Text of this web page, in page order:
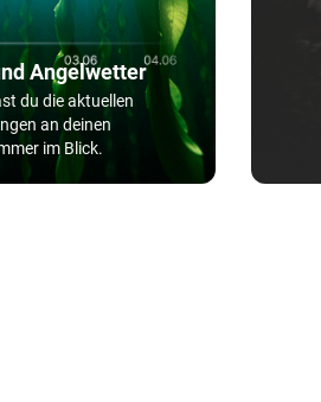
Angelwetter
du die aktuellen
an deinen
im Blick.